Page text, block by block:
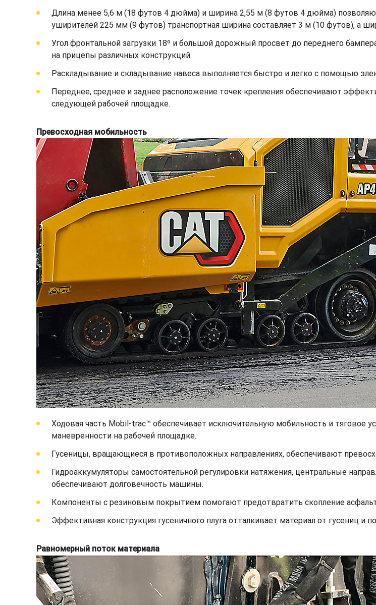
Длина менее 5,6 м (18 футов 4 дюйма) и ширина 2,55 м (8 футов 4 дюйма)
уширителей 225 мм (9 футов) транспортная ширина составляет 3 м (10 футов), а
Угол фронтальной загрузки 18º и большой дорожный просвет до переднего
на прицепы различных конструкций.
Раскладывание и складывание навеса выполняется быстро и легко с помощью
Переднее, среднее и заднее расположение точек крепления обеспечивают
следующей рабочей площадке.
Превосходная мобильность
Ходовая часть Mobil-trac™ обеспечивает исключительную мобильность и тяговое
маневренности на рабочей площадке.
Гусеницы, вращающиеся в противоположных направлениях, обеспечивают
Гидроаккумуляторы самостоятельной регулировки натяжения, центральные
обеспечивают долговечность машины.
Компоненты с резиновым покрытием помогают предотвратить скопление
Эффективная конструкция гусеничного плуга отталкивает материал от гусениц
Равномерный поток материала